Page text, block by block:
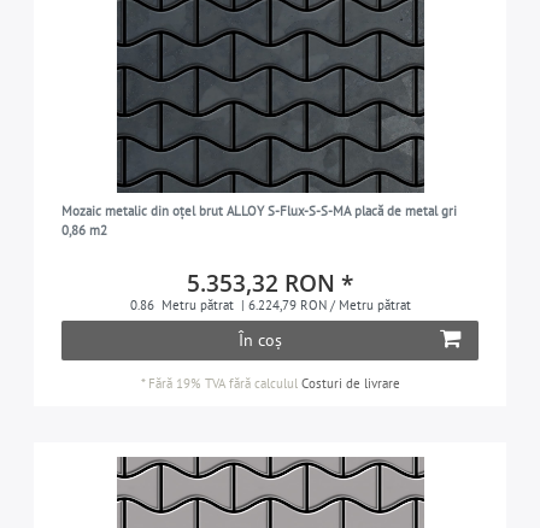
Mozaic metalic din oțel brut ALLOY S-Flux-S-S-MA placă de metal gri
0,86 m2
5.353,32 RON *
0.86 Metru pătrat | 6.224,79 RON / Metru pătrat
În coș
* Fără 19% TVAfără calculul Costuri de livrare